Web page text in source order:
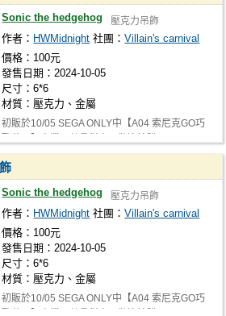
Sonic the hedgehog 壓克力吊飾
作者： HWMidnight 社團：Villain's carnival
價格：100元
發售日期：2024-10-05
尺寸：6*6
材質：壓克力、金屬
初販於10/05 SEGA ONLY中【A04 索尼克GO巧
Sonic the hedgehog 壓克力吊飾
作者： HWMidnight 社團：Villain's carnival
價格：100元
發售日期：2024-10-05
尺寸：6*6
材質：壓克力、金屬
初販於10/05 SEGA ONLY中【A04 索尼克GO巧